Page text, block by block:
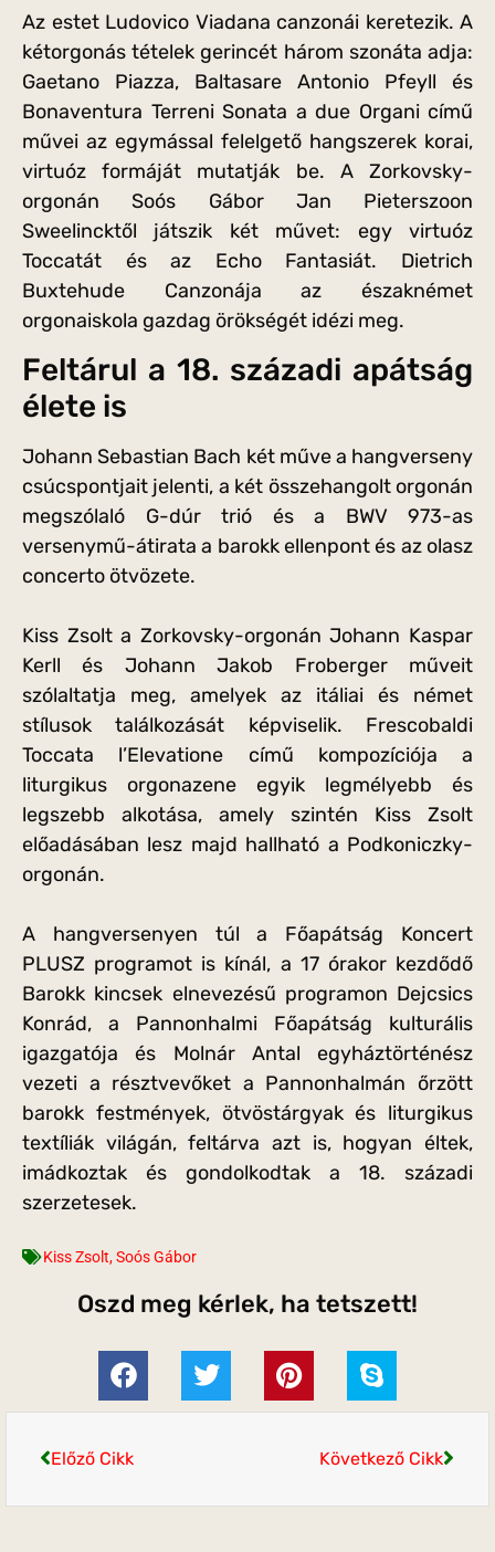
Az estet Ludovico Viadana canzonái keretezik. A
kétorgonás tételek gerincét három szonáta adja:
Gaetano Piazza, Baltasare Antonio Pfeyll és
Bonaventura Terreni Sonata a due Organi című
művei az egymással felelgető hangszerek korai,
virtuóz formáját mutatják be. A Zorkovsky-
orgonán Soós Gábor Jan Pieterszoon
Sweelincktől játszik két művet: egy virtuóz
Toccatát és az Echo Fantasiát. Dietrich
Buxtehude Canzonája az északnémet
orgonaiskola gazdag örökségét idézi meg.
Feltárul a 18. századi apátság
élete is
Johann Sebastian Bach két műve a hangverseny
csúcspontjait jelenti, a két összehangolt orgonán
megszólaló G-dúr trió és a BWV 973-as
versenymű-átirata a barokk ellenpont és az olasz
concerto ötvözete.
Kiss Zsolt a Zorkovsky-orgonán Johann Kaspar
Kerll és Johann Jakob Froberger műveit
szólaltatja meg, amelyek az itáliai és német
stílusok találkozását képviselik. Frescobaldi
Toccata l’Elevatione című kompozíciója a
liturgikus orgonazene egyik legmélyebb és
legszebb alkotása, amely szintén Kiss Zsolt
előadásában lesz majd hallható a Podkoniczky-
orgonán.
A hangversenyen túl a Főapátság Koncert
PLUSZ programot is kínál, a 17 órakor kezdődő
Barokk kincsek elnevezésű programon Dejcsics
Konrád, a Pannonhalmi Főapátság kulturális
igazgatója és Molnár Antal egyháztörténész
vezeti a résztvevőket a Pannonhalmán őrzött
barokk festmények, ötvöstárgyak és liturgikus
textíliák világán, feltárva azt is, hogyan éltek,
imádkoztak és gondolkodtak a 18. századi
szerzetesek.
Kiss Zsolt,Soós Gábor
Oszd meg kérlek, ha tetszett!
Előző Cikk Következő Cikk